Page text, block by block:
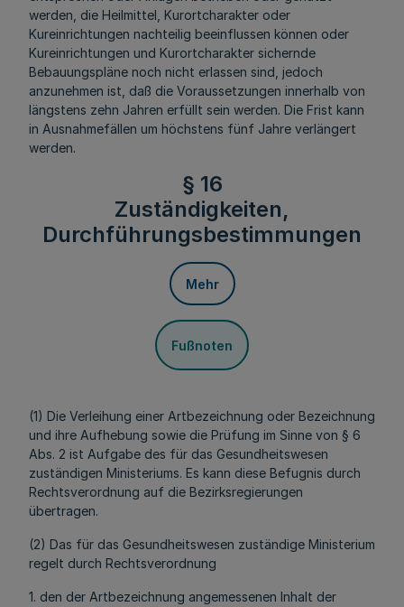
werden, die Heilmittel, Kurortcharakter oder
Kureinrichtungen nachteilig beeinflussen können oder
Kureinrichtungen und Kurortcharakter sichernde
Bebauungspläne noch nicht erlassen sind, jedoch
anzunehmen ist, daß die Voraussetzungen innerhalb von
längstens zehn Jahren erfüllt sein werden. Die Frist kann
in Ausnahmefällen um höchstens fünf Jahre verlängert
werden.
§ 16
Zuständigkeiten,
Durchführungsbestimmungen
Mehr
Fußnoten
(1) Die Verleihung einer Artbezeichnung oder Bezeichnung
und ihre Aufhebung sowie die Prüfung im Sinne von § 6
Abs. 2 ist Aufgabe des für das Gesundheitswesen
zuständigen Ministeriums. Es kann diese Befugnis durch
Rechtsverordnung auf die Bezirksregierungen
übertragen.
(2) Das für das Gesundheitswesen zuständige Ministerium
regelt durch Rechtsverordnung
1. den der Artbezeichnung angemessenen Inhalt der